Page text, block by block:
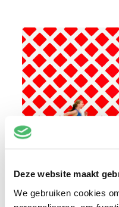
Deze website maakt
We gebruiken cookies